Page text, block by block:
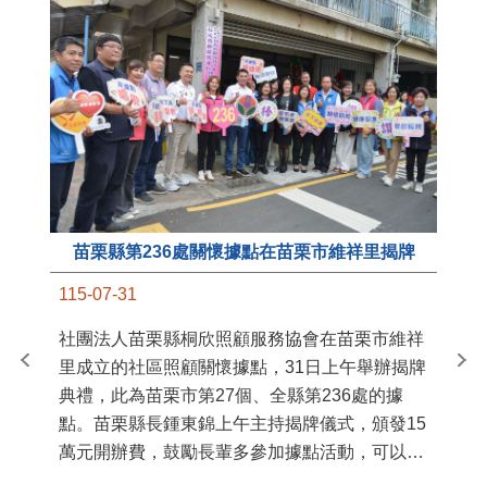
苗栗縣第236處關懷據點在苗栗市維祥里揭牌
115-07-31
社團法人苗栗縣桐欣照顧服務協會在苗栗市維祥
里成立的社區照顧關懷據點，31日上午舉辦揭牌
典禮，此為苗栗市第27個、全縣第236處的據
點。苗栗縣長鍾東錦上午主持揭牌儀式，頒發15
萬元開辦費，鼓勵長輩多參加據點活動，可以更
苗